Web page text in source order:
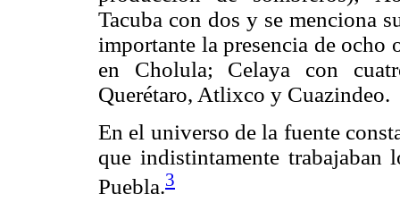
Tacuba con dos y se menciona
importante la presencia de ocho
en Cholula; Celaya con
Querétaro, Atlixco y Cuazindeo.
En el universo de la fuente
que indistintamente
Puebla.3